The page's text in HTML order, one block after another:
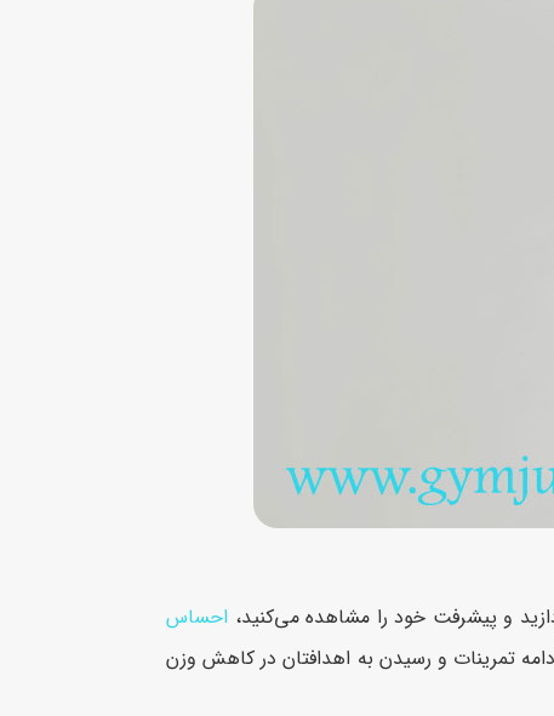
و پیشرفت خود را مشاهده می‌کنید، احساس
تمرینات و رسیدن به اهدافتان در کاهش وزن